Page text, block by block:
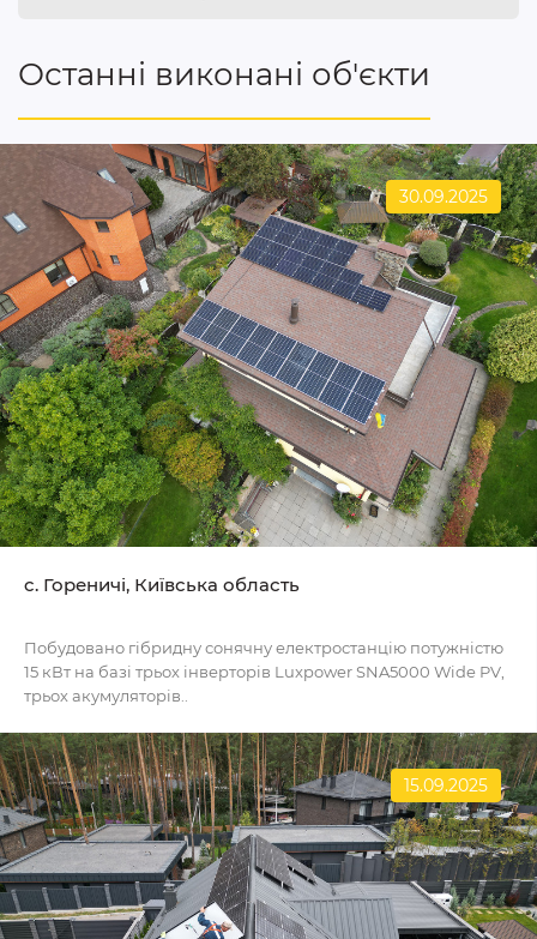
Останні виконані об'єкти
30.09.2025
c. Гореничі, Київська область
Побудовано гібридну сонячну електростанцію потужністю
15 кВт на базі трьох інверторів Luxpower SNA5000 Wide PV,
трьох акумуляторів..
15.09.2025